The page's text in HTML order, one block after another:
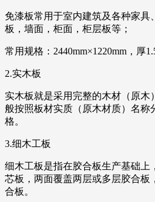
免漆板常用于室内建筑及各种家具
板，墙面，柜面，柜层板等；
常用规格：2440mm×1220mm，厚
2.实木板
实木板就是采用完整的木材（原木
般按照板材实质（原木材质）名称
格。
3.细木工板
细木工板是指在胶合板生产基础上
芯板，两面覆盖两层或多层胶合板
合板。